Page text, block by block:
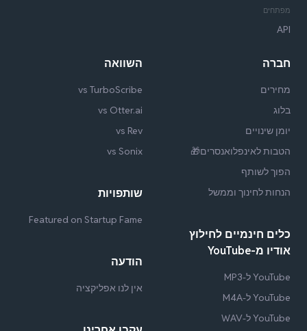
מפתחים
API
חברה
מחירים
בלוג
יומן שינויים
הטבות לאינפלואנסרים🎁
הפוך לשותף
הנחות לחינוך וממשל
כלים חינמיים לחילוץ
אודיו מ-YouTube
YouTube ל-MP3
YouTube ל-M4A
YouTube ל-WAV
השוואה
vs TurboScribe
vs Otter.ai
vs Rev
vs Sonix
שותפויות
Featured on Startup Fame
הודעה
אין לנו אפליקציה